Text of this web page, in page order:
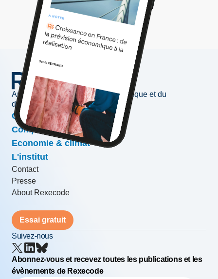
Au service de l'information économique et du
développement des entreprises
Conjoncture & prévisions
Compétitivité & croissance
Economie & climat
L'institut
Contact
Presse
About Rexecode
Essai gratuit
Suivez-nous
Abonnez-vous et recevez toutes les publications et les
évènements de Rexecode